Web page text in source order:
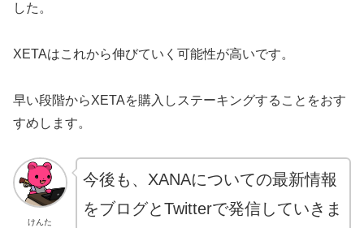
した。
XETAはこれから伸びていく可能性が高いです。
早い段階からXETAを購入しステーキングすることをおす
すめします。
けんた
今後も、XANAについての最新情報
をブログとTwitterで発信していきま